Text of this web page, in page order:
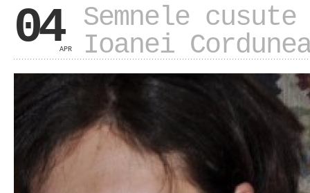
04APR
Semnele
Ioanei